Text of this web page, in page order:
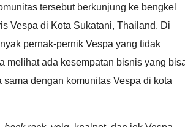
tersebut berkunjung ke bengkel
Vespa di Kota Sukatani, Thailand. Di
pernak-pernik Vespa yang tidak
melihat ada kesempatan bisnis yang
dengan komunitas Vespa di kota